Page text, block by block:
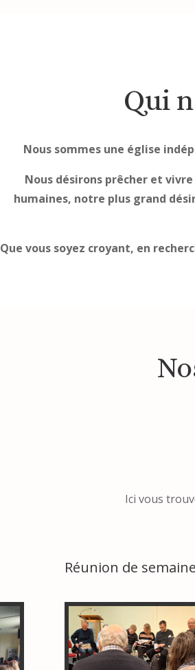
Qui
Nous sommes une église
Nous désirons prêcher et
humaines, notre plus grand
Que vous soyez croyant, en
Ici vous
Réunion de semaine